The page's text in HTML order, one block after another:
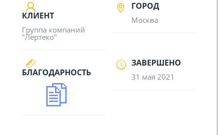
КЛИЕНТ
Группа компаний
"Лертеко"
ГОРОД
Москва
БЛАГОДАРНОСТЬ
ЗАВЕРШЕНО
31 мая 2021